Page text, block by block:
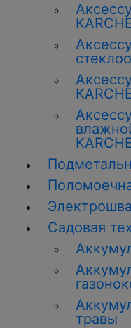
Садовая
травы